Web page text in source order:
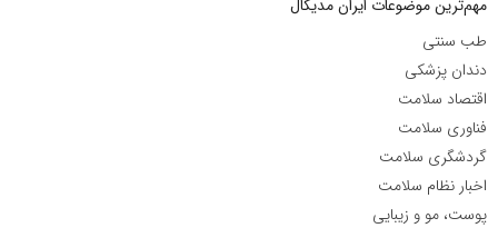
مهم‌ترین موضوعات ایران مدیکال
طب سنتی
دندان پزشکی
اقتصاد سلامت
فناوری سلامت
گردشگری سلامت
اخبار نظام سلامت
پوست، مو و زیبایی